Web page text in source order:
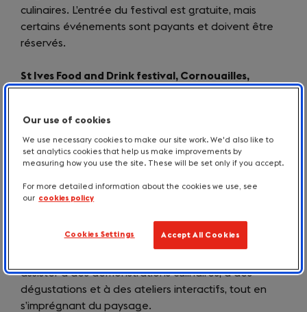
culinaires. L’entrée du festival est gratuite, mais
certains événements sont payants et doivent être
réservés.
St Ives Food and Drink festival, Cornouailles,
Angleterre
Mai 2025
Le St Ives Food and Drink Festival(opens
a
tab)
a lieu chaque
Cornouailles. Orgnaisé sur la plage de Porthminster, il
producteurs locaux pour présenter le meilleur de la
scène gastronomique de la région, des fruits de mer
assister à des démonstrations culinaires, à des
dégustations et à des ateliers interactifs, tout en
s’imprégnant du paysage.
Our use of cookies
We use necessary cookies to make our site work. We'd also like to
set analytics cookies that help us make improvements by
measuring how you use the site. These will be set only if you accept.
For more detailed information about the cookies we use, see
our cookies policy
Cookies Settings Accept All Cookies